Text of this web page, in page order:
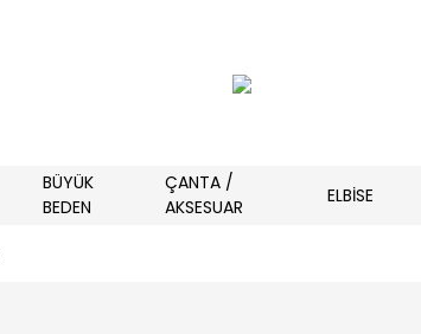
BÜYÜK
BEDEN
ÇANTA /
AKSESUAR
ELBİSE